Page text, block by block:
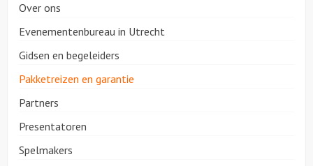
Sport en spel
Over ons
Evenementenbureau in Utrecht
Gidsen en begeleiders
Pakketreizen en garantie
Partners
Presentatoren
Spelmakers